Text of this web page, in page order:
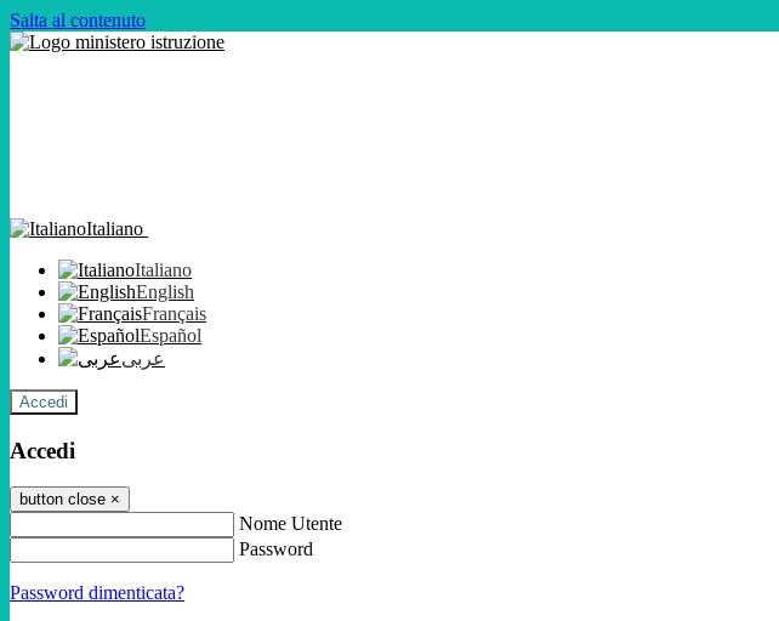
Salta al contenuto
Italiano
Italiano
English
Français
Español
عربى
Accedi
Accedi
button close ×
Nome Utente
Password
Password dimenticata?